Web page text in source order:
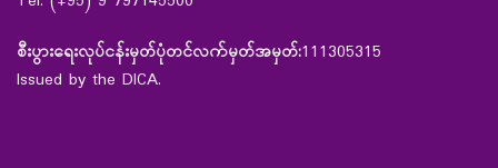
စီးပွားရေးလုပ်ငန်းမှတ်ပုံတင်လက်မှတ်အမှတ်:111305315
Issued by the DICA.